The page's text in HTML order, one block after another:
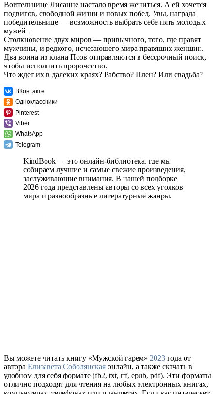
Воительнице Лисанне настало время жениться. А ей хочется
подвигов, свободной жизни и новых побед. Увы, награда
победительнице — возможность выбрать себе пять молодых
мужей…
Столкновение двух миров — привычного, того, где правят
мужчины, и редкого, исчезающего мира правящих женщин.
Два воина из клана Псов отправляются в бессрочный поиск,
чтобы исполнить пророчество.
Что ждет их в далеких краях? Рабство? Плен? Или свадьба?
ВКонтакте
Одноклассники
Pinterest
Viber
WhatsApp
Telegram
KindBook — это онлайн-библиотека, где мы
собираем лучшие и самые свежие произведения,
заслуживающие внимания. В нашей подборке
2026 года представлены авторы со всех уголков
мира и разнообразные литературные жанры.
Вы можете читать книгу «Мужской гарем» 2023 года от
автора Елизавета Соболянская онлайн, а также скачать в
удобном для себя формате (fb2, txt, rtf, epub, pdf). Эти форматы
отлично подходят для чтения на любых электронных книгах,